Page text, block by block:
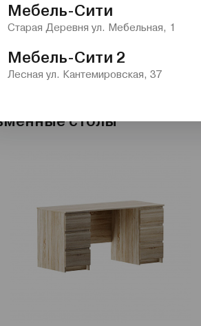
столы"
Мебель-Сити
Старая Деревня ул. Мебельная, 1
Мебель-Сити 2
Лесная ул. Кантемировская, 37